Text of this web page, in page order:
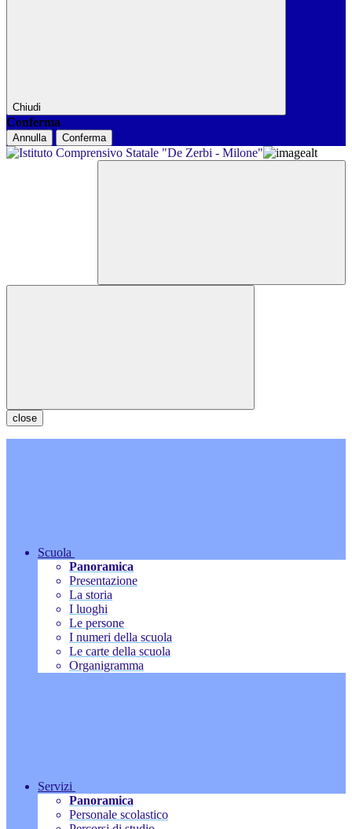
Chiudi
Conferma
Annulla Conferma
close
Scuola
Panoramica
Presentazione
La storia
I luoghi
Le persone
I numeri della scuola
Le carte della scuola
Organigramma
Servizi
Panoramica
Personale scolastico